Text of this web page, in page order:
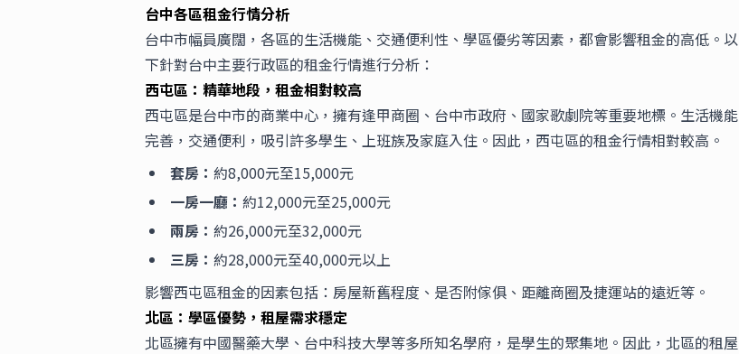
台中各區租金行情分析
台中市幅員廣闊，各區的生活機能、交通便利性、學區優劣等因素，都會影響租金的高低。以
下針對台中主要行政區的租金行情進行分析：
西屯區：精華地段，租金相對較高
西屯區是台中市的商業中心，擁有逢甲商圈、台中市政府、國家歌劇院等重要地標。生活機能
完善，交通便利，吸引許多學生、上班族及家庭入住。因此，西屯區的租金行情相對較高。
套房： 約8,000元至15,000元
一房一廳： 約12,000元至25,000元
兩房： 約26,000元至32,000元
三房： 約28,000元至40,000元以上
影響西屯區租金的因素包括：房屋新舊程度、是否附傢俱、距離商圈及捷運站的遠近等。
北區：學區優勢，租屋需求穩定
北區擁有中國醫藥大學、台中科技大學等多所知名學府，是學生的聚集地。因此，北區的租屋